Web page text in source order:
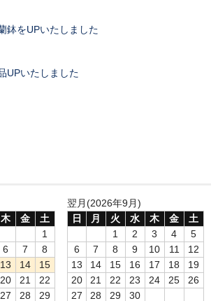
鉢をUPいたしました
UPいたしました
木 金
土
1
6 7
8
13 14
15
20 21
22
27 28 29
翌月(2026年9月)
日
月 火 水 木 金
土
1
2 3 4
5
6
7 8 9 10 11
12
13
14 15 16 17 18
19
20
21 22 23 24 25
26
27
28 29 30